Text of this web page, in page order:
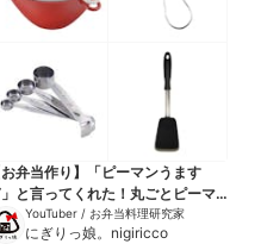
お弁当作り】「ピーマンうます
」と言ってくれた！丸ごとピーマ
のチーズ肉巻きbento＃806
YouTuber / お弁当料理研究家
にぎりっ娘。nigiricco